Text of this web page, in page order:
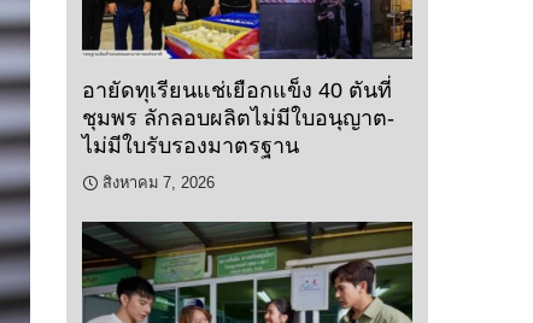
อายัดทุเรียนแช่เยือกแข็ง 40 ตันที่
ชุมพร ลักลอบผลิตไม่มีใบอนุญาต-
ไม่มีใบรับรองมาตรฐาน
สิงหาคม 7, 2026